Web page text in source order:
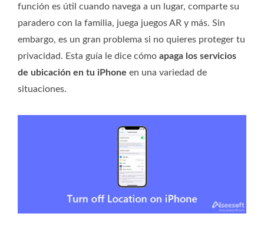
función es útil cuando navega a un lugar, comparte su
paradero con la familia, juega juegos AR y más. Sin
embargo, es un gran problema si no quieres proteger tu
privacidad. Esta guía le dice cómo apaga los servicios
de ubicación en tu iPhone en una variedad de
situaciones.